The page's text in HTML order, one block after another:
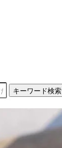
キーワード検索